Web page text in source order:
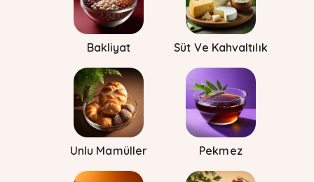
Bakliyat Süt Ve Kahvaltılık
Unlu Mamüller Pekmez